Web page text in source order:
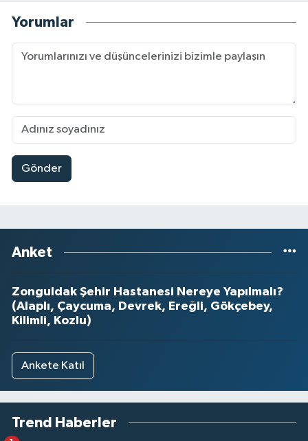
Yorumlar
Gönder
Anket
Zonguldak Şehir Hastanesi Nereye Yapılmalı?
(Alaplı, Çaycuma, Devrek, Ereğli, Gökçebey,
Kilimli, Kozlu)
Ankete Katıl
Trend Haberler